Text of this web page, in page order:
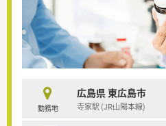
勤務地
広島県 東広島市
寺家駅 (JR山陽本線)